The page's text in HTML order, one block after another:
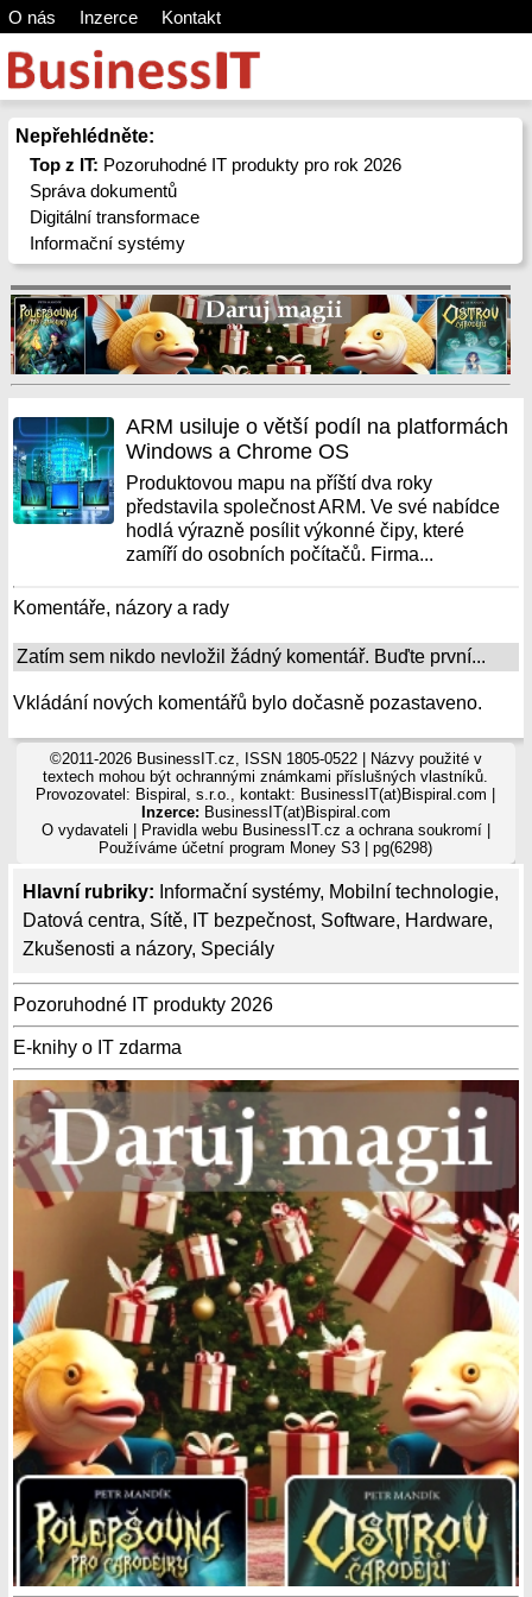
O nás Inzerce Kontakt
Nepřehlédněte:
Top z IT: Pozoruhodné IT produkty pro rok 2026
Správa dokumentů
Digitální transformace
Informační systémy
Hlavní rubriky: Informační systémy, Mobilní technologie,
Datová centra, Sítě, IT bezpečnost, Software, Hardware,
Zkušenosti a názory, Speciály
Pozoruhodné IT produkty 2026
E-knihy o IT zdarma
ARM usiluje o větší podíl na platformách
Windows a Chrome OS
Produktovou mapu na příští dva roky
představila společnost ARM. Ve své nabídce
hodlá výrazně posílit výkonné čipy, které
zamíří do osobních počítačů. Firma...
Komentáře, názory a rady
Zatím sem nikdo nevložil žádný komentář. Buďte první...
Vkládání nových komentářů bylo dočasně pozastaveno.
©2011-2026 BusinessIT.cz, ISSN 1805-0522 | Názvy použité v
textech mohou být ochrannými známkami příslušných vlastníků.
Provozovatel: Bispiral, s.r.o., kontakt: BusinessIT(at)Bispiral.com |
Inzerce: BusinessIT(at)Bispiral.com
O vydavateli
Pravidla webu BusinessIT.cz a ochrana soukromí|
Používámeúčetní program Money S3 | pg(6298)